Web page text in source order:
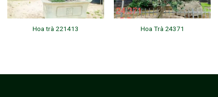
Hoa trà 221413 Hoa Trà 24371